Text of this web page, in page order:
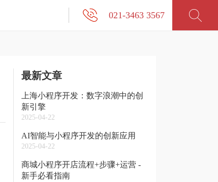
021-3463 3567
最新文章
上海小程序开发：数字浪潮中的创
新引擎
2025-04-22
AI智能与小程序开发的创新应用
2025-04-22
商城小程序开店流程+步骤+运营 -
新手必看指南